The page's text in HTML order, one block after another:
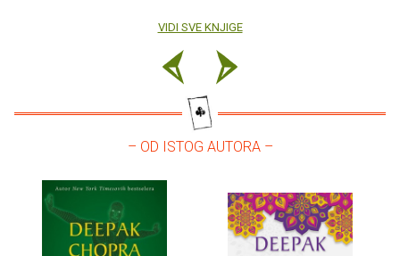
VIDI SVE KNJIGE
– OD ISTOG AUTORA –